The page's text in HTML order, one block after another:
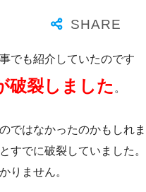
でも紹介していたのです
破裂しました 。
ではなかったのかもしれま
すでに破裂していました。
りません。